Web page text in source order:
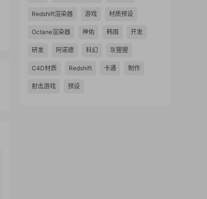
Redshift渲染器 游戏 材质预设
Octane渲染器 神佑 韩国 开发
研发 阿诺德 科幻 灰猩猩
C4D材质 Redshift 卡通 制作
射击游戏 预设